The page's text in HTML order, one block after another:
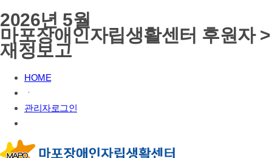
2026년 5월
마포장애인자립생활센터 후원자 >
재정보고
HOME
ㆍ
관리자로그인